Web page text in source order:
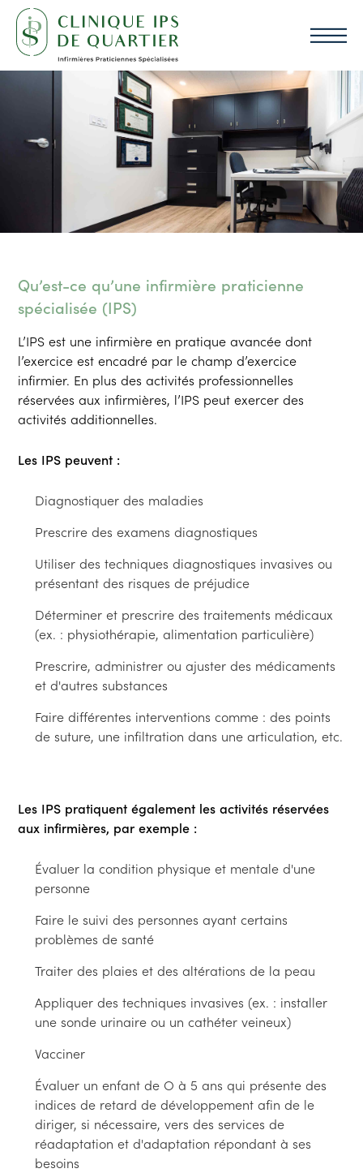
Qu’est-ce qu’une infirmière praticienne
spécialisée (IPS)
L’IPS est une infirmière en pratique avancée dont
l’exercice est encadré par le champ d’exercice
infirmier. En plus des activités professionnelles
réservées aux infirmières, l’IPS peut exercer des
activités additionnelles.
Les IPS peuvent :
diagnostiquer des maladies
prescrire des examens diagnostiques
utiliser des techniques diagnostiques invasives ou
présentant des risques de préjudice
déterminer et prescrire des traitements médicaux
(ex. : physiothérapie, alimentation particulière)
prescrire, administrer ou ajuster des médicaments
et d'autres substances
faire différentes interventions comme : des points
de suture, une infiltration dans une articulation, etc.
Les IPS pratiquent également les activités réservées
aux infirmières, par exemple :
évaluer la condition physique et mentale d'une
personne
faire le suivi des personnes ayant certains
problèmes de santé
traiter des plaies et des altérations de la peau
appliquer des techniques invasives (ex. : installer
une sonde urinaire ou un cathéter veineux)
vacciner
évaluer un enfant de O à 5 ans qui présente des
indices de retard de développement afin de le
diriger, si nécessaire, vers des services de
réadaptation et d'adaptation répondant à ses
besoins